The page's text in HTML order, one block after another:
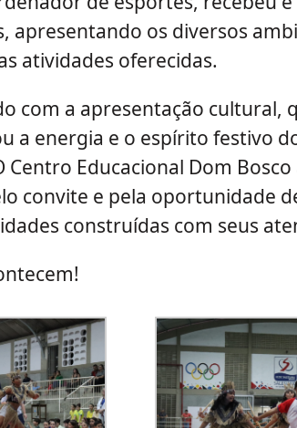
apresentando os diversos
atividades oferecidas.
com a apresentação cultural,
a energia e o espírito festivo
Educacional Dom
convite e pela oportunidade
construídas com seus